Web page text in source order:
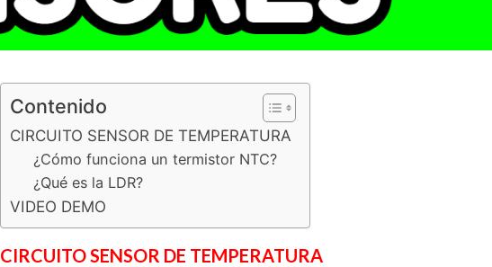
Contenido
CIRCUITO SENSOR DE TEMPERATURA
¿Cómo funciona un termistor NTC?
¿Qué es la LDR?
VIDEO DEMO
CIRCUITO SENSOR DE TEMPERATURA